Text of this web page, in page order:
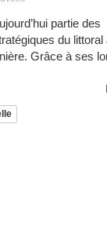
partie des
du littoral
Grâce à ses